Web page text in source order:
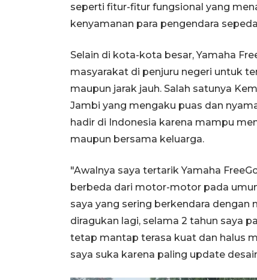
seperti fitur-fitur fungsional yang
kenyamanan para pengendara
Selain di kota-kota besar, Yamaha
masyarakat di penjuru negeri untuk
maupun jarak jauh. Salah satunya
Jambi yang mengaku puas dan
hadir di Indonesia karena mampu
maupun bersama keluarga.
"Awalnya saya tertarik Yamaha
berbeda dari motor-motor pada
saya yang sering berkendara
diragukan lagi, selama 2 tahun saya
tetap mantap terasa kuat dan halus
saya suka karena paling update